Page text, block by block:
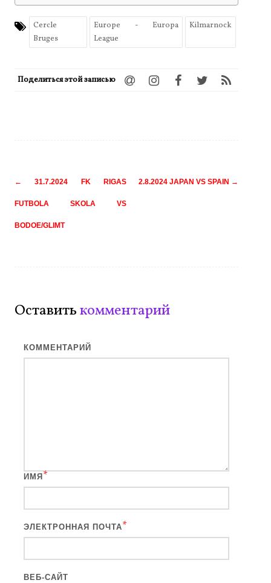
Cercle
Bruges
Europe - Europa
League
Kilmarnock
Поделиться этой записью
Навигация
← 31.7.2024 FK RIGAS
FUTBOLA SKOLA VS
BODOE/GLIMT
2.8.2024 JAPAN VS SPAIN →
Оставитькомментарий
КОММЕНТАРИЙ
ИМЯ *
ЭЛЕКТРОННАЯ ПОЧТА*
ВЕБ-САЙТ